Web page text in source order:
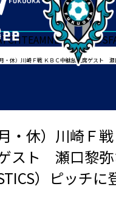
TEAMNEWSGOODS
・休）川崎Ｆ戦 ＫＢＣ中継放送席ゲスト 瀬口黎弥
・休）川崎Ｆ
スト 瀬口黎弥
）ピッチに